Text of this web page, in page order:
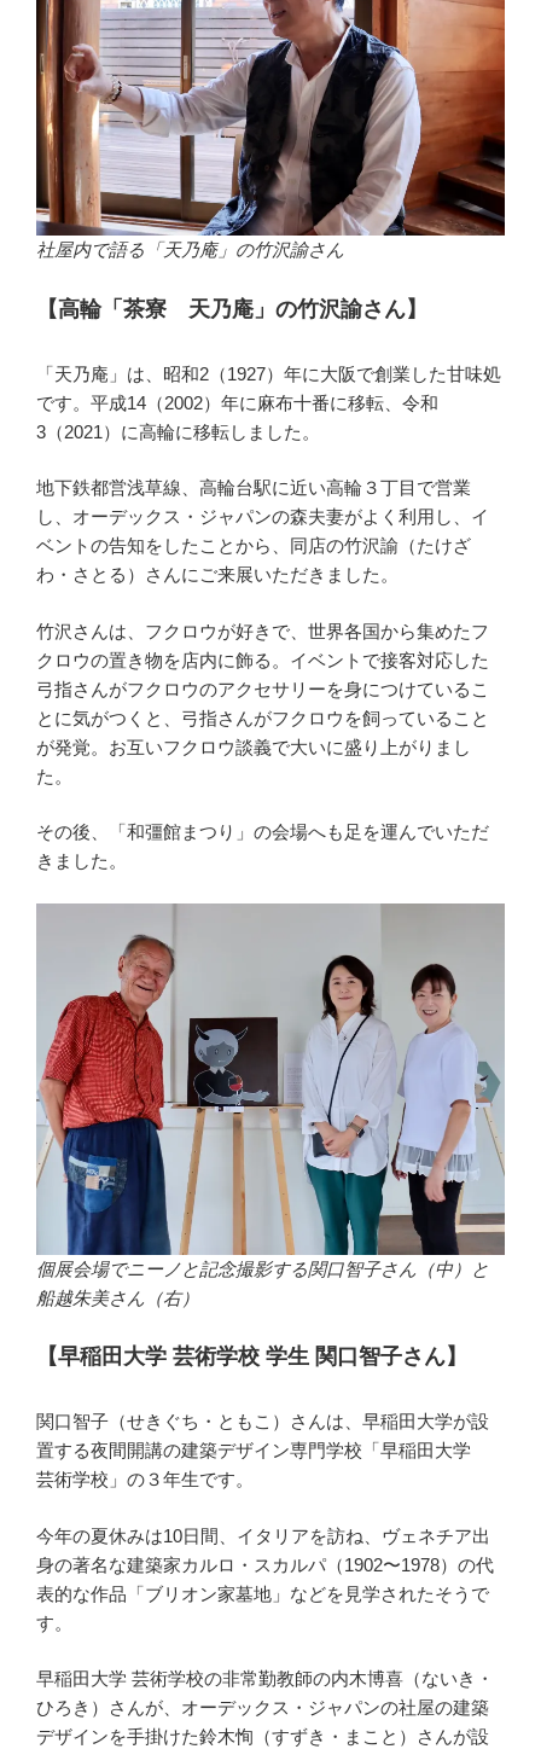
社屋内で語る「天乃庵」の竹沢諭さん
【高輪「茶寮 天乃庵」の竹沢諭さん】
「天乃庵」は、昭和2（1927）年に大阪で創業した甘味処
です。平成14（2002）年に麻布十番に移転、令和
3（2021）に高輪に移転しました。
地下鉄都営浅草線、高輪台駅に近い高輪３丁目で営業
し、オーデックス・ジャパンの森夫妻がよく利用し、イ
ベントの告知をしたことから、同店の竹沢諭（たけざ
わ・さとる）さんにご来展いただきました。
竹沢さんは、フクロウが好きで、世界各国から集めたフ
クロウの置き物を店内に飾る。イベントで接客対応した
弓指さんがフクロウのアクセサリーを身につけているこ
とに気がつくと、弓指さんがフクロウを飼っていること
が発覚。お互いフクロウ談義で大いに盛り上がりまし
た。
その後、「和彊館まつり」の会場へも足を運んでいただ
きました。
個展会場でニーノと記念撮影する関口智子さん（中）と
船越朱美さん（右）
【早稲田大学 芸術学校 学生 関口智子さん】
関口智子（せきぐち・ともこ）さんは、早稲田大学が設
置する夜間開講の建築デザイン専門学校「早稲田大学
芸術学校」の３年生です。
今年の夏休みは10日間、イタリアを訪ね、ヴェネチア出
身の著名な建築家カルロ・スカルパ（1902〜1978）の代
表的な作品「ブリオン家墓地」などを見学されたそうで
す。
早稲田大学 芸術学校の非常勤教師の内木博喜（ないき・
ひろき）さんが、オーデックス・ジャパンの社屋の建築
デザインを手掛けた鈴木恂（すずき・まこと）さんが設